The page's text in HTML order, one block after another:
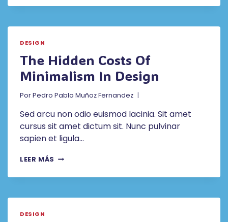
DESIGN
LANGUAGE
DESIGN
The Hidden Costs Of
Minimalism In Design
PorPedro Pablo Muñoz Fernandez
Sed arcu non odio euismod lacinia. Sit amet
cursus sit amet dictum sit. Nunc pulvinar
sapien et ligula…
LEER MÁS THE
COSTS
MINIMALISM
DESIGN